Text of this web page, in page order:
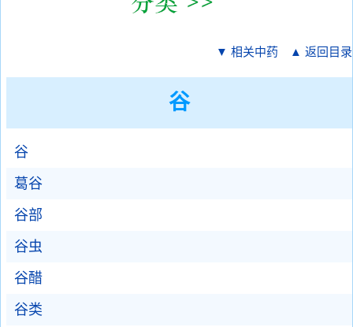
▼ 相关中药 ▲ 返回目录
谷
谷
葛谷
谷部
谷虫
谷醋
谷类